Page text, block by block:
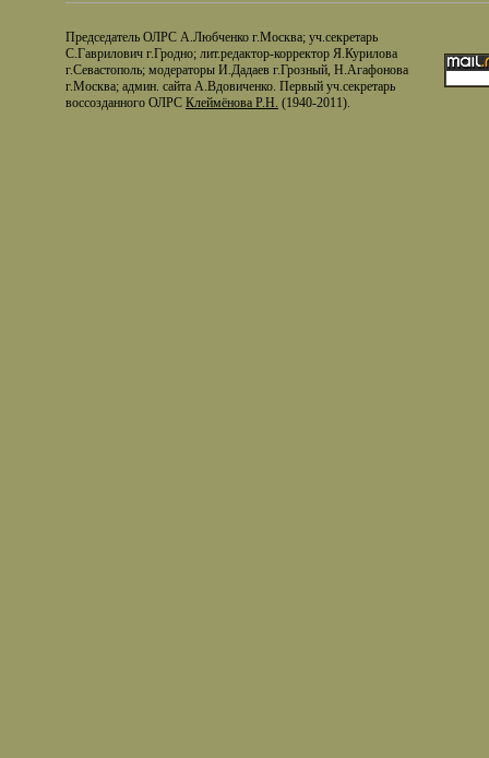
Председатель ОЛРС А.Любченко г.Москва; уч.секретарь
С.Гаврилович г.Гродно; лит.редактор-корректор Я.Курилова
г.Севастополь; модераторы И.Дадаев г.Грозный, Н.Агафонова
г.Москва; админ. сайта А.Вдовиченко. Первый уч.секретарь
воссозданного ОЛРС Клеймёнова Р.Н. (1940-2011).